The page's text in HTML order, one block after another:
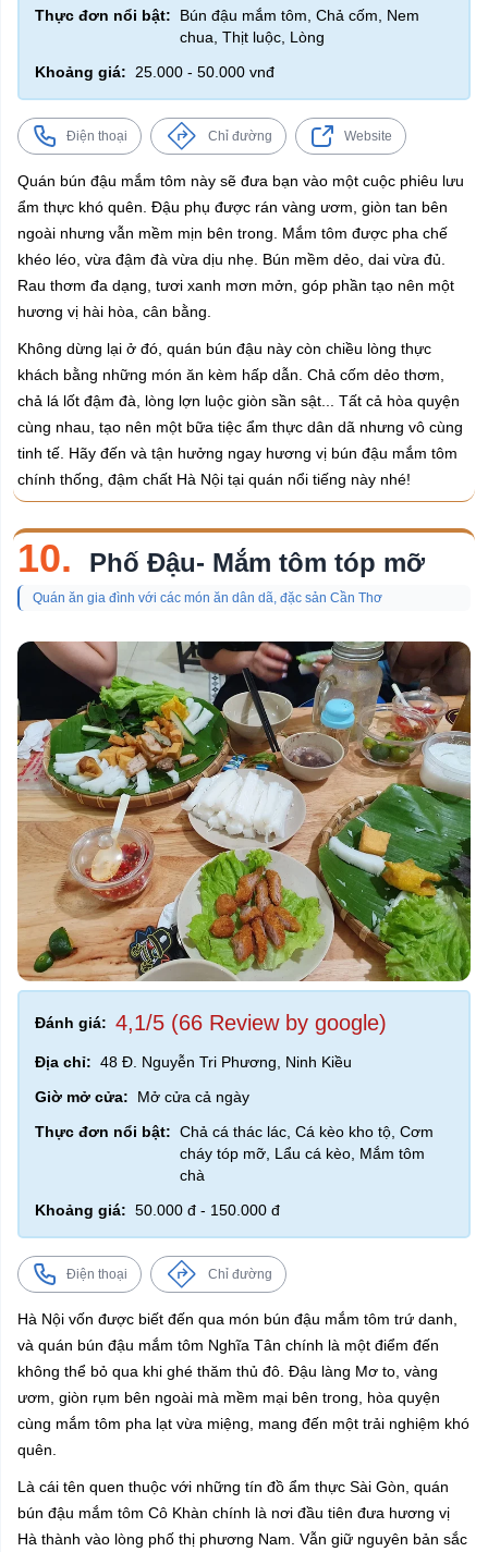
Thực đơn nổi bật:
Bún đậu mắm tôm, Chả cốm, Nem
chua, Thịt luộc, Lòng
Khoảng giá:
25.000 - 50.000 vnđ
Điện thoại Chỉ đường Website
Quán bún đậu mắm tôm này sẽ đưa bạn vào một cuộc phiêu lưu
ẩm thực khó quên. Đậu phụ được rán vàng ươm, giòn tan bên
ngoài nhưng vẫn mềm mịn bên trong. Mắm tôm được pha chế
khéo léo, vừa đậm đà vừa dịu nhẹ. Bún mềm dẻo, dai vừa đủ.
Rau thơm đa dạng, tươi xanh mơn mởn, góp phần tạo nên một
hương vị hài hòa, cân bằng.
Không dừng lại ở đó, quán bún đậu này còn chiều lòng thực
khách bằng những món ăn kèm hấp dẫn. Chả cốm dẻo thơm,
chả lá lốt đậm đà, lòng lợn luộc giòn sần sật... Tất cả hòa quyện
cùng nhau, tạo nên một bữa tiệc ẩm thực dân dã nhưng vô cùng
tinh tế. Hãy đến và tận hưởng ngay hương vị bún đậu mắm tôm
chính thống, đậm chất Hà Nội tại quán nổi tiếng này nhé!
10. Phố Đậu- Mắm tôm tóp mỡ
Quán ăn gia đình với các món ăn dân dã, đặc sản Cần Thơ
Đánh giá: 4,1/5 (66 Review by google)
Địa chỉ: 48 Đ. Nguyễn Tri Phương, Ninh Kiều
Giờ mở cửa:
Mở cửa cả ngày
Thực đơn nổi bật: Chả cá thác lác, Cá kèo kho tộ, Cơm
cháy tóp mỡ, Lẩu cá kèo, Mắm tôm
chà
Khoảng giá: 50.000 đ - 150.000 đ
Điện thoại Chỉ đường
Hà Nội vốn được biết đến qua món bún đậu mắm tôm trứ danh,
và quán bún đậu mắm tôm Nghĩa Tân chính là một điểm đến
không thể bỏ qua khi ghé thăm thủ đô. Đậu làng Mơ to, vàng
ươm, giòn rụm bên ngoài mà mềm mại bên trong, hòa quyện
cùng mắm tôm pha lạt vừa miệng, mang đến một trải nghiệm khó
quên.
Là cái tên quen thuộc với những tín đồ ẩm thực Sài Gòn, quán
bún đậu mắm tôm Cô Khàn chính là nơi đầu tiên đưa hương vị
Hà thành vào lòng phố thị phương Nam. Vẫn giữ nguyên bản sắc